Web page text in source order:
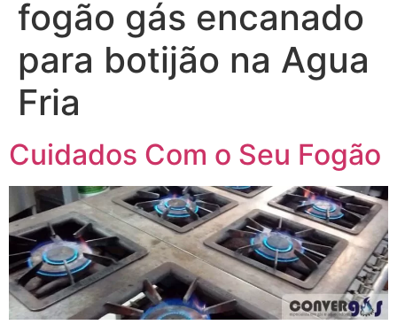
fogão gás encanado
para botijão na Agua
Fria
Cuidados Com o Seu Fogão